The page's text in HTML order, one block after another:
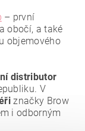
ochrany
– první
obočí, a také
objemového
distributor
V
značky Brow
i odborným